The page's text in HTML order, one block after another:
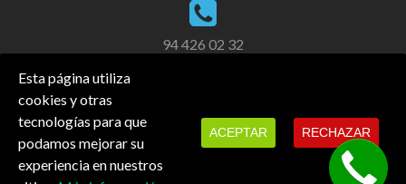
94 426 02 32
También estamos en redes sociales.
Esta página utiliza
cookies y otras
tecnologías para que
podamos mejorar su
experiencia en nuestros
ACEPTAR RECHAZAR